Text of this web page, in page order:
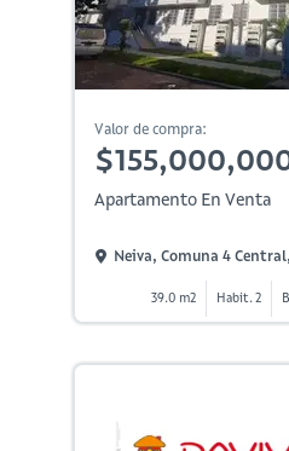
Valor de compra:
Apartamento En Venta
Neiva, Comuna 4
39.0 m2 Habit. 2